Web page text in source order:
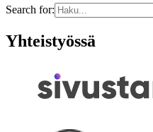
Search for:
Yhteistyössä